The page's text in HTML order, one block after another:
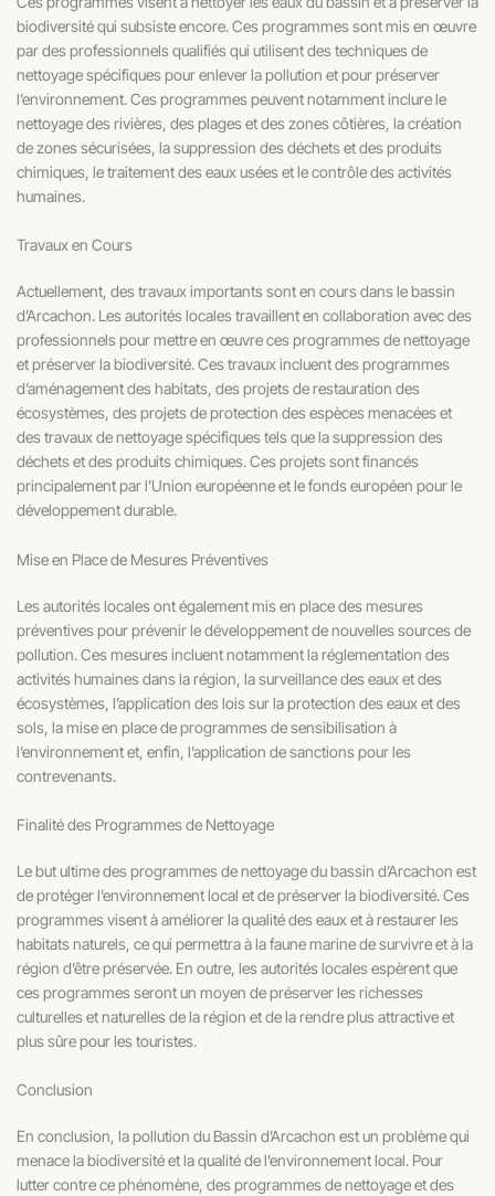
biodiversité qui subsiste encore. Ces programmes sont mis en œuvre
par des professionnels qualifiés qui utilisent des techniques de
nettoyage spécifiques pour enlever la pollution et pour préserver
l’environnement. Ces programmes peuvent notamment inclure le
nettoyage des rivières, des plages et des zones côtières, la création
de zones sécurisées, la suppression des déchets et des produits
chimiques, le traitement des eaux usées et le contrôle des activités
humaines.
Travaux en Cours
Actuellement, des travaux importants sont en cours dans le bassin
d’Arcachon. Les autorités locales travaillent en collaboration avec des
professionnels pour mettre en œuvre ces programmes de nettoyage
et préserver la biodiversité. Ces travaux incluent des programmes
d’aménagement des habitats, des projets de restauration des
écosystèmes, des projets de protection des espèces menacées et
des travaux de nettoyage spécifiques tels que la suppression des
déchets et des produits chimiques. Ces projets sont financés
principalement par l’Union européenne et le fonds européen pour le
développement durable.
Mise en Place de Mesures Préventives
Les autorités locales ont également mis en place des mesures
préventives pour prévenir le développement de nouvelles sources de
pollution. Ces mesures incluent notamment la réglementation des
activités humaines dans la région, la surveillance des eaux et des
écosystèmes, l’application des lois sur la protection des eaux et des
sols, la mise en place de programmes de sensibilisation à
l’environnement et, enfin, l’application de sanctions pour les
contrevenants.
Finalité des Programmes de Nettoyage
Le but ultime des programmes de nettoyage du bassin d’Arcachon est
de protéger l’environnement local et de préserver la biodiversité. Ces
programmes visent à améliorer la qualité des eaux et à restaurer les
habitats naturels, ce qui permettra à la faune marine de survivre et à la
région d’être préservée. En outre, les autorités locales espèrent que
ces programmes seront un moyen de préserver les richesses
culturelles et naturelles de la région et de la rendre plus attractive et
plus sûre pour les touristes.
Conclusion
En conclusion, la pollution du Bassin d’Arcachon est un problème qui
menace la biodiversité et la qualité de l’environnement local. Pour
lutter contre ce phénomène, des programmes de nettoyage et des